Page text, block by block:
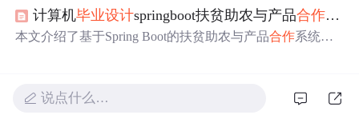
计算机毕业设计springboot扶贫助农与产品合作系统
本文介绍了基于Spring Boot的扶贫助农与产品合作系统，
后台模块的实现。
说点什么…